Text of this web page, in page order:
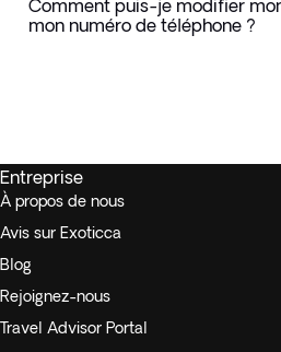
Comment puis-je modifier
mon numéro de téléphone ?